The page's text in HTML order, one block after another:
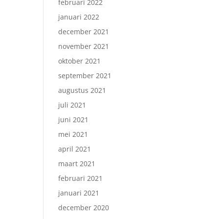
februari 2022
januari 2022
december 2021
november 2021
oktober 2021
september 2021
augustus 2021
juli 2021
juni 2021
mei 2021
april 2021
maart 2021
februari 2021
januari 2021
december 2020